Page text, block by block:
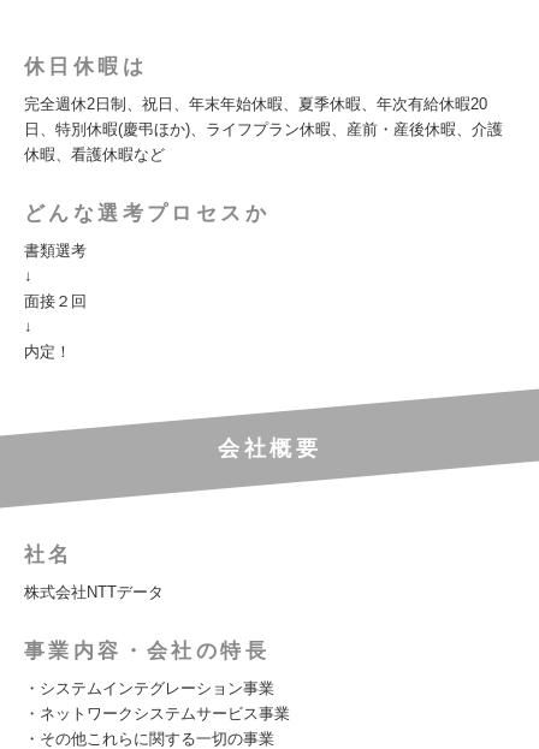
休日休暇は
完全週休2日制、祝日、年末年始休暇、夏季休暇、年次有給休暇20
日、特別休暇(慶弔ほか)、ライフプラン休暇、産前・産後休暇、介護
休暇、看護休暇など
どんな選考プロセスか
書類選考
↓
面接２回
↓
内定！
会社概要
社名
株式会社NTTデータ
事業内容・会社の特長
・システムインテグレーション事業
・ネットワークシステムサービス事業
・その他これらに関する一切の事業